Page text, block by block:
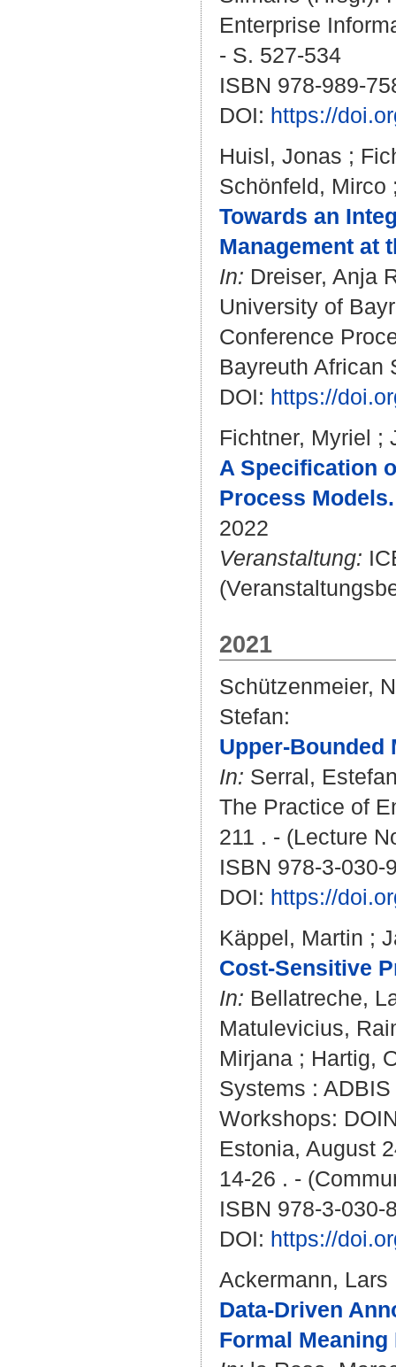
Enterprise
- S. 527-534
ISBN 978-989-
DOI: https://
Huisl, Jonas ;
Schönfeld, Mirco
Towards an
Management at
In: Dreiser, Anja
University of
Conference
Bayreuth African
DOI: https://
Fichtner, Myriel ;
A Specification
Process Models.
2022
Veranstaltung:
2021
Schützenmeier,
Stefan:
Upper-Bounded
In: Serral,
The Practice of
211 . - (Lecture
ISBN 978-3-030-
DOI: https://
Käppel, Martin ;
Cost-Sensitive
In: Bellatreche,
Matulevicius,
Mirjana ; Hartig,
Systems :
Workshops:
Estonia, August
14-26 . -
ISBN 978-3-030-
DOI: https://
Ackermann, Lars
Data-Driven
Formal